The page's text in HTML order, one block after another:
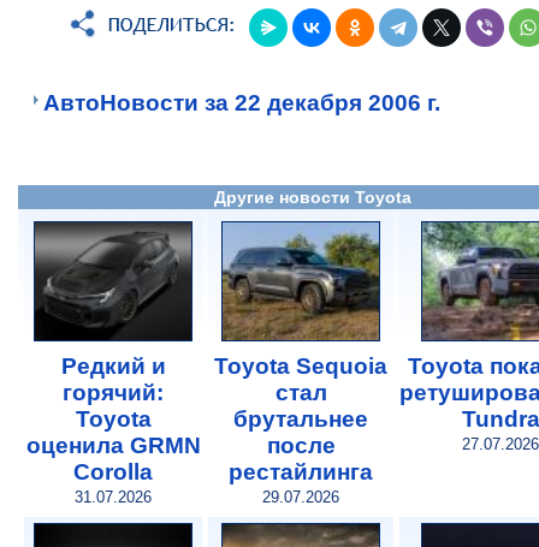
АвтоНовости за 22 декабря 2006 г.
Другие новости Toyota
Редкий и
горячий:
Toyota
оценила GRMN
Corolla
31.07.2026
Toyota Sequoia
стал
брутальнее
после
рестайлинга
29.07.2026
Toyota
Tundra
27.07.2026